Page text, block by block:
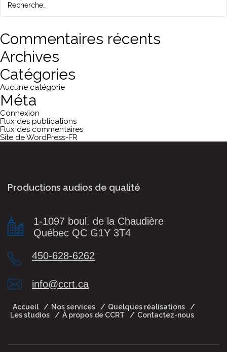
l’article
pour :
Recherche
Commentaires récents
Archives
Catégories
Aucune catégorie
Méta
Connexion
Flux des publications
Flux des commentaires
Site de WordPress-FR
Productions audios de qualité
1-1097 boul. de la Chaudière
Québec QC G1Y 3T4
450-628-6262
info@ccrt.ca
Accueil Nos services
Quelques réalisations
Les studios
À propos de CCRT Contactez-nous